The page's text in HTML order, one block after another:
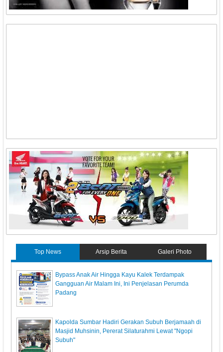
Top News Arsip Berita Galeri Photo
Bypass Anak Air Hingga Kayu Kalek Terdampak
Gangguan Air Malam Ini, Ini Penjelasan Perumda
Padang
Kapolda Sumbar Hadiri Gerakan Subuh Berjamaah di
Masjid Muhsinin, Pererat Silaturahmi Lewat "Ngopi
Subuh"